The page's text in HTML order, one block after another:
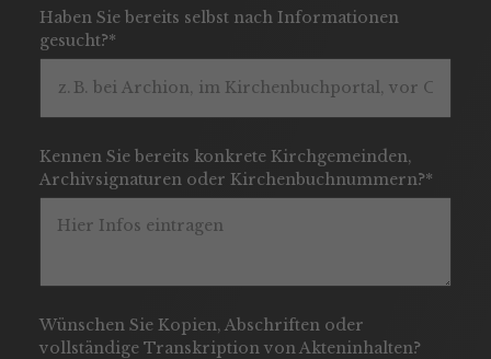
Haben Sie bereits selbst nach Informationen
gesucht?*
Kennen Sie bereits konkrete Kirchgemeinden,
Archivsignaturen oder Kirchenbuchnummern?*
Wünschen Sie Kopien, Abschriften oder
vollständige Transkription von Akteninhalten?